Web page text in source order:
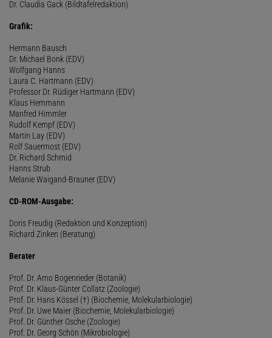
Dr. Claudia Gack (Bildtafelredaktion)
Grafik:
Hermann Bausch
Dr. Michael Bonk (EDV)
Wolfgang Hanns
Laura C. Hartmann (EDV)
Professor Dr. Rüdiger Hartmann (EDV)
Klaus Hemmann
Manfred Himmler
Rudolf Kempf (EDV)
Martin Lay (EDV)
Rolf Sauermost (EDV)
Dr. Richard Schmid
Hanns Strub
Melanie Waigand-Brauner (EDV)
CD-ROM-Ausgabe:
Doris Freudig (Redaktion und Konzeption)
Richard Zinken (Beratung)
Berater
Prof. Dr. Arno Bogenrieder (Botanik)
Prof. Dr. Klaus-Günter Collatz (Zoologie)
Prof. Dr. Hans Kössel (†) (Biochemie, Molekularbiologie)
Prof. Dr. Uwe Maier (Biochemie, Molekularbiologie)
Prof. Dr. Günther Osche (Zoologie)
Prof. Dr. Georg Schön (Mikrobiologie)